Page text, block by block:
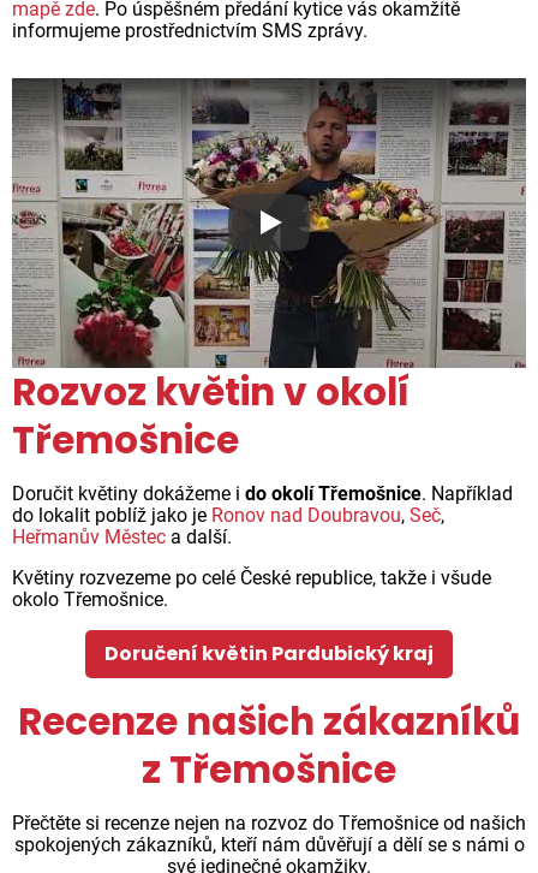
mapě zde. Po úspěšném předání kytice vás okamžitě
informujeme prostřednictvím SMS zprávy.
Proč jsou květiny z Florea
Rozvoz květin v okolí
Třemošnice
Doručit květiny dokážeme i do okolí Třemošnice. Například
do lokalit poblíž jako je Ronov nad Doubravou, Seč,
Heřmanův Městec a další.
Květiny rozvezeme po celé České republice, takže i všude
okolo Třemošnice.
Doručení květin Pardubický kraj
Recenze našich zákazníků
z Třemošnice
Přečtěte si recenze nejen na rozvoz do Třemošnice od našich
spokojených zákazníků, kteří nám důvěřují a dělí se s námi o
své jedinečné okamžiky.